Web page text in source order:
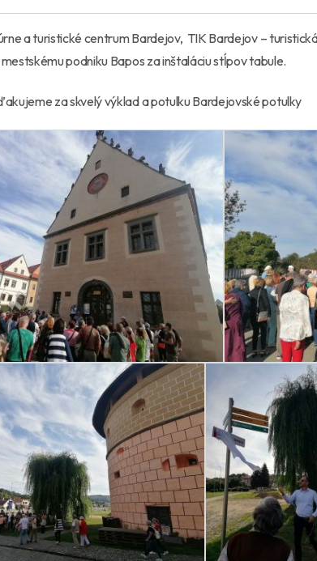
a turistické centrum Bardejov, TIK Bardejov –
podniku Bapos za inštaláciu stĺpov tabule.
za skvelý výklad a potulku Bardejovské potulky